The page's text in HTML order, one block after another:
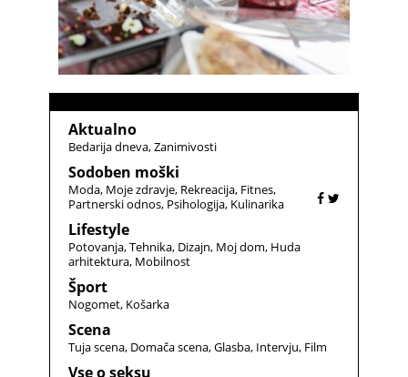
Aktualno
Bedarija dneva Zanimivosti
Sodoben moški
Moda Moje zdravje Rekreacija Fitnes
Partnerski odnos Psihologija Kulinarika
Lifestyle
Potovanja Tehnika Dizajn Moj dom Huda
arhitektura Mobilnost
Šport
Nogomet Košarka
Scena
Tuja scena Domača scena Glasba Intervju Film
Vse o seksu